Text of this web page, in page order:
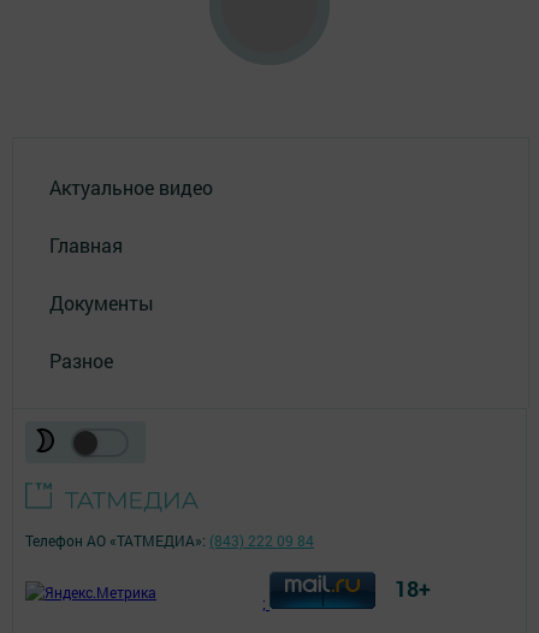
Актуальное видео
Главная
Документы
Разное
Телефон АО «ТАТМЕДИА»: (843) 222 09 84
; 18+